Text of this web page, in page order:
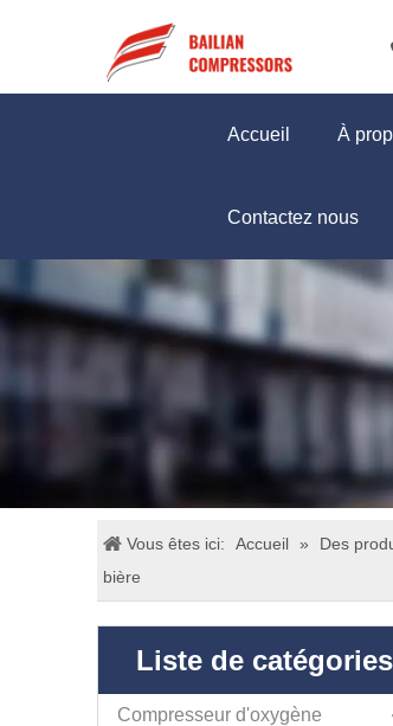
Accueil À
Contactez nous
Vous êtes ici: Accueil » Des
bière
Liste de catégories
Compresseur d'oxygène